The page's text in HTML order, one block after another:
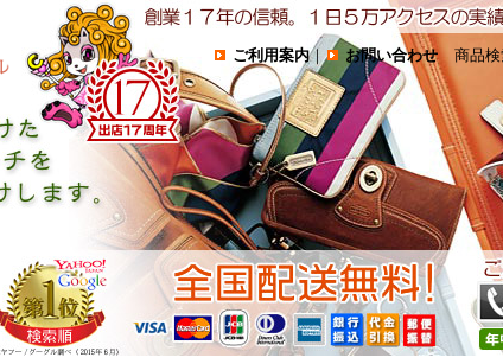
ご利用案内｜ お問い合わせ 商品